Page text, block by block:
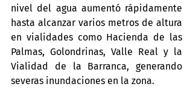
nivel del agua aumentó rápidamente
hasta alcanzar varios metros de altura
en vialidades como Hacienda de las
Palmas, Golondrinas, Valle Real y la
Vialidad de la Barranca, generando
severas inundaciones en la zona.